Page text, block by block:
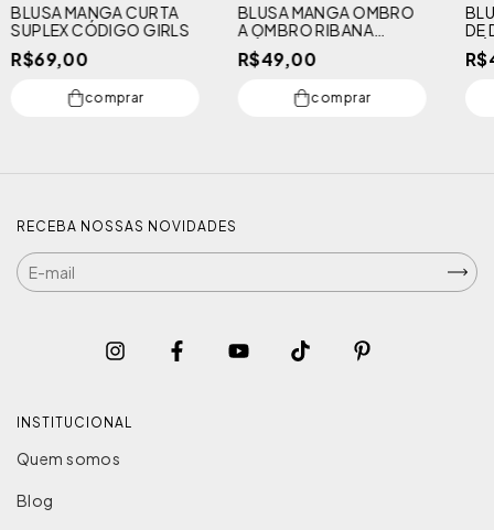
BLUSA MANGA CURTA
SUPLEX CÓDIGO GIRLS
R$69,00
comprar
BLUSA MANGA OMBRO
A OMBRO RIBANA
CÓDIGO GIRLS
R$49,00
comprar
DE
RECEBA NOSSAS NOVIDADES
INSTITUCIONAL
Quem somos
Blog